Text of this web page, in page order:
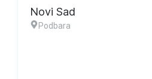
Novi Sad
Podbara